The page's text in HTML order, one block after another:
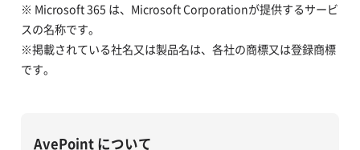
※ Microsoft 365 は、Microsoft Corporationが提供するサービ
スの名称です。
※掲載されている社名又は製品名は、各社の商標又は登録商標
です。
AvePoint について